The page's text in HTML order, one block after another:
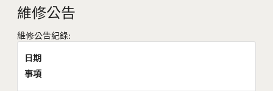
維修公告
維修公告紀錄:
日期
事項